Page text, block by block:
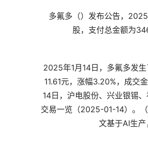
多氟多（）发布公告，
股，支付总金额为
2025年1月14日，多氟多发
11.61元，涨幅3.20%，成交
14日，沪电股份、兴业银锡
交易一览（2025-01-14）。
文基于AI生